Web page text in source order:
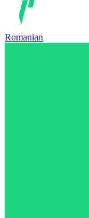
Romanian